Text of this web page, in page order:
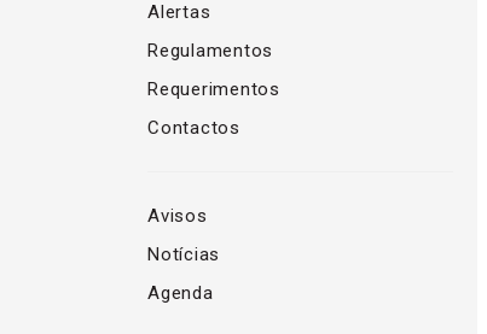
Alertas
Regulamentos
Requerimentos
Contactos
Avisos
Notícias
Agenda